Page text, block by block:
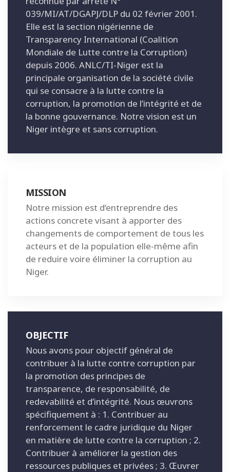
039/MI/AT/DGAPJ/DLP du 02 février 2001.
Elle est la section nigérienne de
Transparency International (Coalition
Mondiale de Lutte contre la Corruption)
depuis 2006. ANLC/TI-Niger est la
principale organisation de la société civile
qui se consacre à la lutte contre la
corruption, la promotion de l’intégrité et de
la bonne gouvernance. Notre vision est un
Niger intègre et sans corruption.
MISSION
Notre mission est d‘entreprendre des
actions concrete visant à apporter des
changements de comportement de tous les
acteurs et de la population elle-même afin
de reduire voire éliminer la corruption au
Niger.
OBJECTIF
Nous avons pour objectif général de
contribuer à la lutte contre corruption par
la promotion des principes de
transparence, de responsabilité, de
redevabilité et d’intégrité. Nous œuvrons
spécifiquement à : 1. Contribuer au
renforcement le cadre juridique du Niger
en matière de lutte contre la corruption ; 2.
Contribuer à améliorer la gestion des
ressources publiques et privées ; 3. Œuvrer